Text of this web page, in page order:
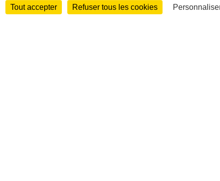
Tout accepter
Refuser tous les cookies